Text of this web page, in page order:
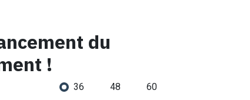
du
!
36 48
60